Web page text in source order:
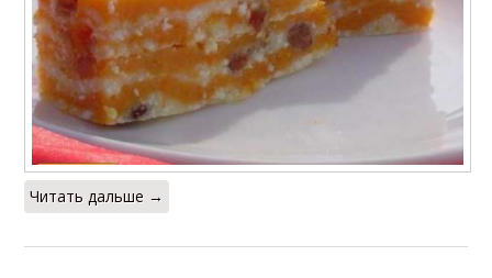
Читать дальше →